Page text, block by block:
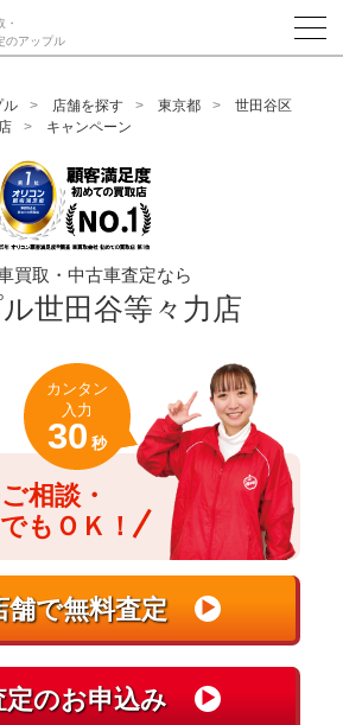
ォームの為のCVボタン*/
・
のアップル
ル 店舗を探す 東京都
世田谷区
キャンペーン
買取・中古車査定なら
世田谷等々力店
相談・
もＯＫ！
カンタン
入力
30 秒